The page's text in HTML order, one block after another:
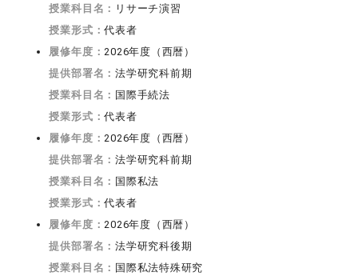
授業科目名： リサーチ演習
授業形式：代表者
履修年度：2026年度（西暦）
提供部署名：法学研究科前期
授業科目名： 国際手続法
授業形式：代表者
履修年度：2026年度（西暦）
提供部署名：法学研究科前期
授業科目名： 国際私法
授業形式：代表者
履修年度：2026年度（西暦）
提供部署名：法学研究科後期
授業科目名： 国際私法特殊研究